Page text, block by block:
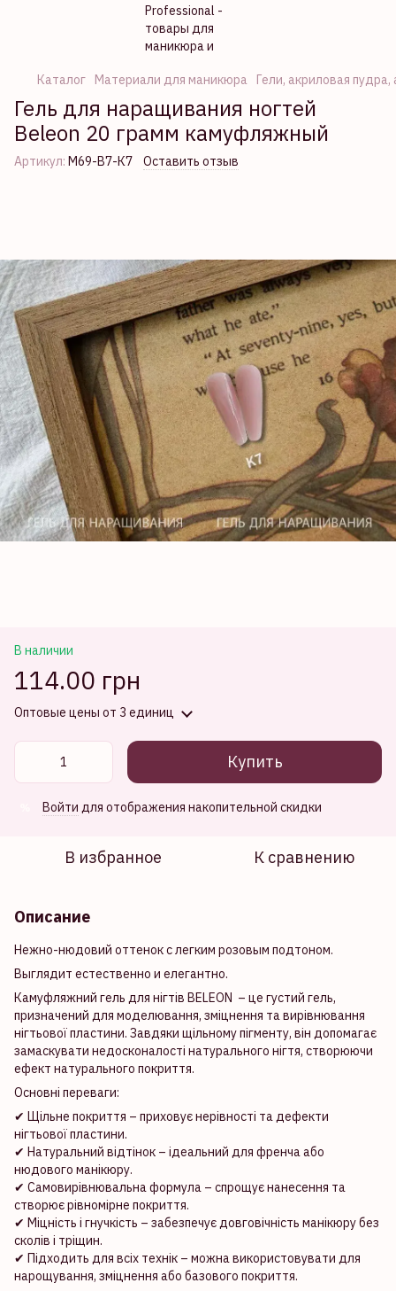
Каталог Материали для маникюра Гели, акриловая
Гель для наращивания ногтей
Beleon 20 грамм камуфляжный
Артикул: М69-В7-К7 Оставить отзыв
В наличии
114.00 грн
Оптовые цены от 3 единиц
Купить
Войти для отображения накопительной скидки
В избранное К сравнению
Описание
Нежно-нюдовий оттенок с легким розовым подтоном.
Выглядит естественно и елегантно.
Камуфляжний гель для нігтів BELEON – це густий гель,
призначений для моделювання, зміцнення та вирівнювання
нігтьової пластини. Завдяки щільному пігменту, він допомагає
замаскувати недосконалості натурального нігтя, створюючи
ефект натурального покриття.
Основні переваги:
✔ Щільне покриття – приховує нерівності та дефекти
нігтьової пластини.
✔ Натуральний відтінок – ідеальний для френча або
нюдового манікюру.
✔ Самовирівнювальна формула – спрощує нанесення та
створює рівномірне покриття.
✔ Міцність і гнучкість – забезпечує довговічність манікюру без
сколів і тріщин.
✔ Підходить для всіх технік – можна використовувати для
нарощування, зміцнення або базового покриття.